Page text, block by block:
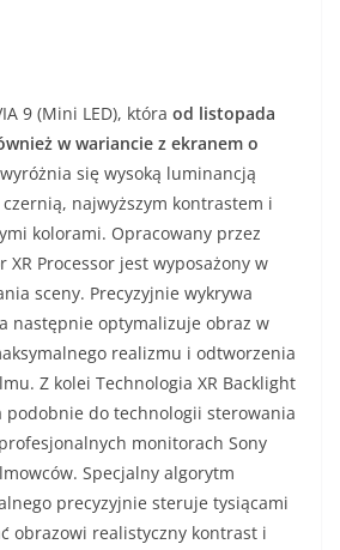
9 (Mini LED), która od listopada
w wariancie z ekranem o
się wysoką luminancją
czernią, najwyższym kontrastem i
kolorami. Opracowany przez
XR Processor jest wyposażony w
sceny. Precyzyjnie wykrywa
następnie optymalizuje obraz w
realizmu i odtworzenia
Z kolei Technologia XR Backlight
podobnie do technologii sterowania
monitorach Sony
Specjalny algorytm
precyzyjnie steruje tysiącami
obrazowi realistyczny kontrast i